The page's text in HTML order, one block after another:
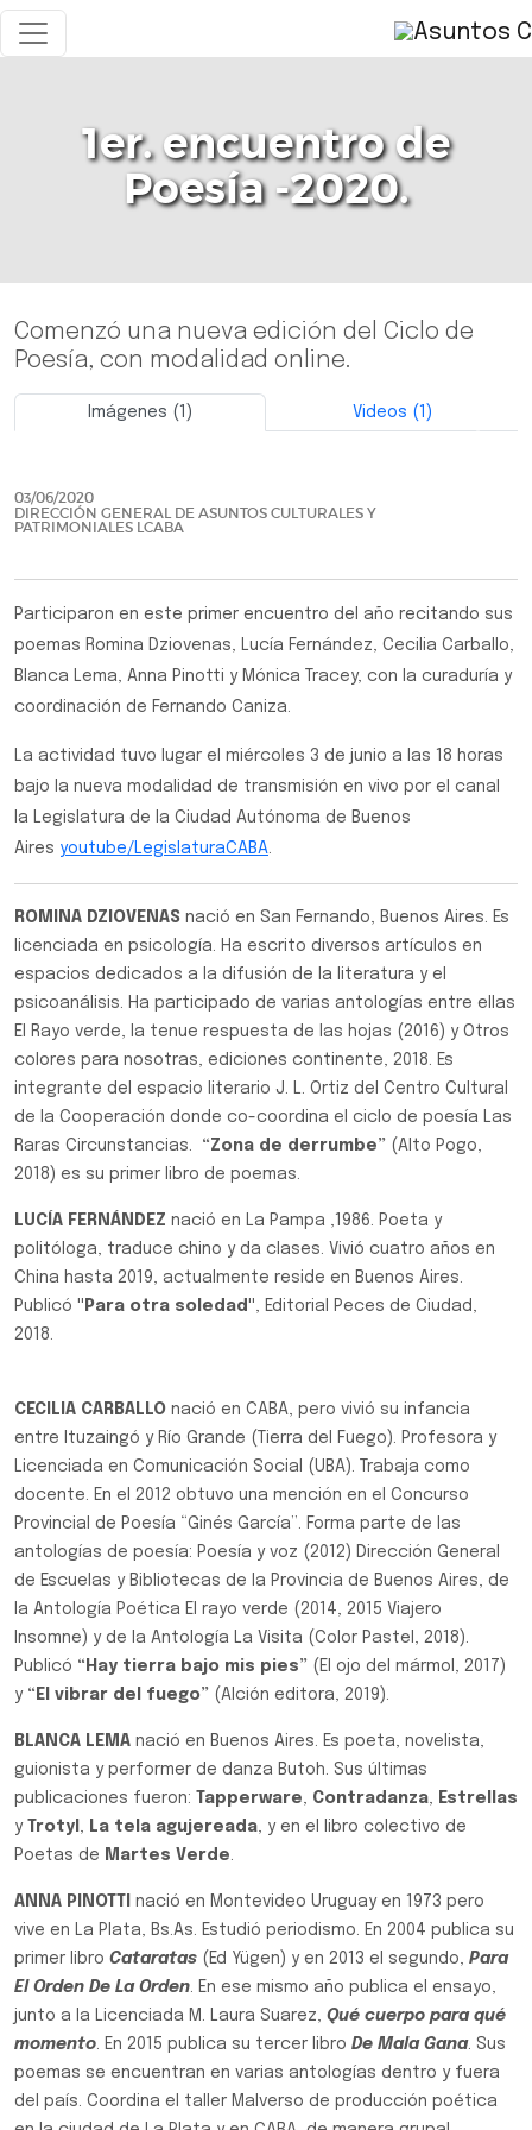
1er. encuentro de
Poesía -2020.
Comenzó una nueva edición del Ciclo de
Poesía, con modalidad online.
Imágenes (1) Videos (1)
03/06/2020
DIRECCIÓN GENERAL DE ASUNTOS CULTURALES Y
PATRIMONIALES LCABA
Participaron en este primer encuentro del año recitando sus
poemas Romina Dziovenas, Lucía Fernández, Cecilia Carballo,
Blanca Lema, Anna Pinotti y Mónica Tracey, con la curaduría y
coordinación de Fernando Caniza.
La actividad tuvo lugar el miércoles 3 de junio a las 18 horas
bajo la nueva modalidad de transmisión en vivo por el canal
la Legislatura de la Ciudad Autónoma de Buenos
Aires youtube/LegislaturaCABA.
ROMINA DZIOVENAS nació en San Fernando, Buenos Aires. Es
licenciada en psicología. Ha escrito diversos artículos en
espacios dedicados a la difusión de la literatura y el
psicoanálisis. Ha participado de varias antologías entre ellas
El Rayo verde, la tenue respuesta de las hojas (2016) y Otros
colores para nosotras, ediciones continente, 2018. Es
integrante del espacio literario J. L. Ortiz del Centro Cultural
de la Cooperación donde co-coordina el ciclo de poesía Las
Raras Circunstancias.
“Zona de derrumbe” (Alto Pogo,
2018) es su primer libro de poemas.
LUCÍA FERNÁNDEZ nació en La Pampa ,1986. Poeta y
politóloga, traduce chino y da clases. Vivió cuatro años en
China hasta 2019, actualmente reside en Buenos Aires.
Publicó "Para otra soledad", Editorial Peces de Ciudad,
2018.
CECILIA CARBALLO nació en CABA, pero vivió su infancia
entre Ituzaingó y Río Grande (Tierra del Fuego). Profesora y
Licenciada en Comunicación Social (UBA). Trabaja como
docente. En el 2012 obtuvo una mención en el Concurso
Provincial de Poesía “Ginés García”. Forma parte de las
antologías de poesía: Poesía y voz (2012) Dirección General
de Escuelas y Bibliotecas de la Provincia de Buenos Aires, de
la Antología Poética El rayo verde (2014, 2015 Viajero
Insomne) y de la Antología La Visita (Color Pastel, 2018).
Publicó “Hay tierra bajo mis pies” (El ojo del mármol, 2017)
y “El vibrar del fuego” (Alción editora, 2019).
BLANCA LEMA nació en Buenos Aires. Es poeta, novelista,
guionista y performer de danza Butoh. Sus últimas
publicaciones fueron:
Tapperware, Contradanza, Estrellas
y
Trotyl , La tela agujereada, y en el libro colectivo de
Poetas de Martes Verde.
ANNA PINOTTI
nació en Montevideo Uruguay en 1973 pero
vive en La Plata, Bs.As. Estudió periodismo. En 2004 publica su
primer libro Cataratas (Ed Yügen) y en 2013 el segundo, Para
El Orden De La Orden. En ese mismo año publica el ensayo,
junto a la Licenciada M. Laura Suarez, Qué cuerpo para qué
momento. En 2015 publica su tercer libro De Mala Gana. Sus
poemas se encuentran en varias antologías dentro y fuera
del país. Coordina el taller Malverso de producción poética